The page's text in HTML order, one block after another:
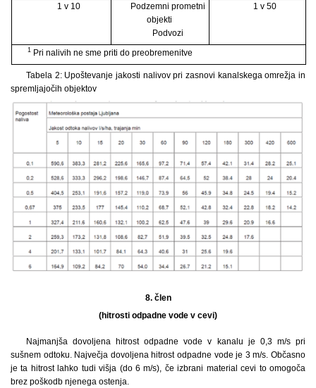
1 v 10
Podzemni prometni
objekti
Podvozi
1 v 50
1Pri nalivih ne sme priti do preobremenitve
Tabela 2: Upoštevanje jakosti nalivov pri zasnovi kanalskega omrežja in
spremljajočih objektov
8. člen
(hitrosti odpadne vode v cevi)
Najmanjša dovoljena hitrost odpadne vode v kanalu je 0,3 m/s pri
sušnem odtoku. Največja dovoljena hitrost odpadne vode je 3 m/s. Občasno
je ta hitrost lahko tudi višja (do 6 m/s), če izbrani material cevi to omogoča
brez poškodb njenega ostenja.